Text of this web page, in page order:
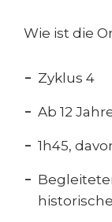
Wie ist die
Zyklus 4
Ab 12
1h45,